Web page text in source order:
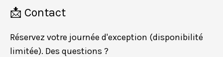
📩 Contact
Réservez votre journée d'exception (disponibilité
limitée). Des questions ?